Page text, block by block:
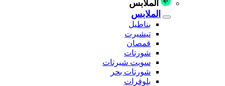
الملابس
الملابس
بناطيل
تيشيرت
قمصان
شورتات
سويت شيرتات
شورتات بحر
بلوفرات